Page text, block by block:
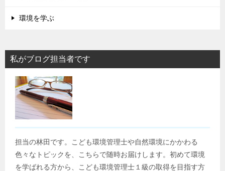
環境を学ぶ
私がブログ担当者です
担当の林田です。こども環境管理士や自然環境にかかわる
色々なトピックを、こちらで随時お届けします。初めて環境
を学ばれる方から、こども環境管理士１級の取得を目指す方